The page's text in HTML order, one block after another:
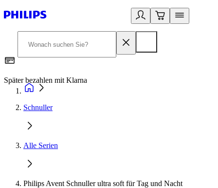
Später bezahlen mit Klarna
Schnuller
Alle Serien
Philips Avent Schnuller ultra soft für Tag und Nacht